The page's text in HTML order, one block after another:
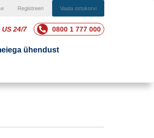
Registreeri Vaata ostukorvi
24/7 0800 1 777 000
ühendust